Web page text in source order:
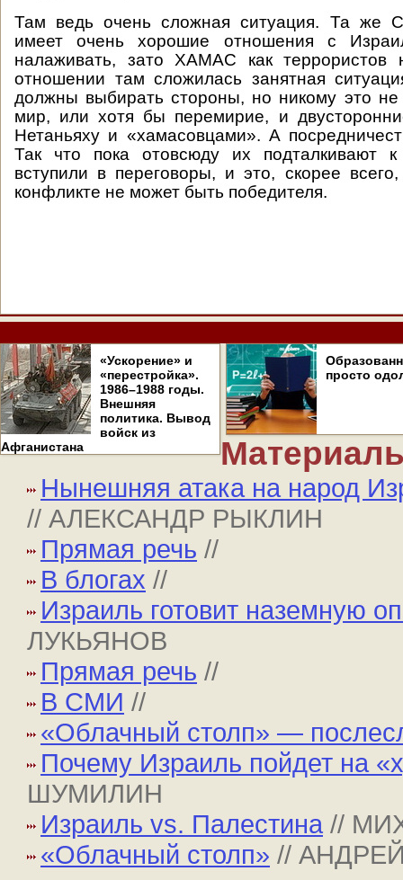
Там ведь очень сложная ситуация. Та же
имеет очень хорошие отношения с
налаживать, зато ХАМАС как
отношении там сложилась занятная
должны выбирать стороны, но никому это
мир, или хотя бы перемирие, и
Нетаньяху и «хамасовцами». А
Так что пока отовсюду их подталкивают
вступили в переговоры, и это, скорее
конфликте не может быть победителя.
«Ускорение» и
«перестройка».
1986–1988 годы.
Внешняя
политика. Вывод
войск из
Афганистана
просто
Нынешняя атака на народ
// АЛЕКСАНДР РЫКЛИН
Прямая речь //
В блогах //
Израиль готовит наземную
ЛУКЬЯНОВ
Прямая речь //
В СМИ //
«Облачный столп» —
Почему Израиль пойдет на
ШУМИЛИН
Израиль vs. Палестина //
«Облачный столп» //